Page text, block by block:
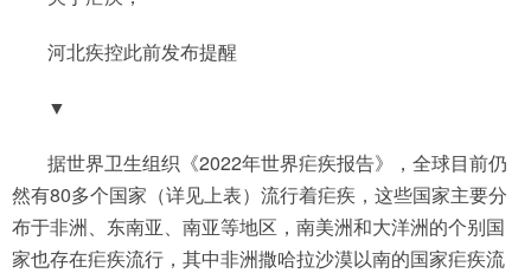
河北疾控此前发布提醒
▼
据世界卫生组织《2022年世界疟疾报告》，全球目前仍
然有80多个国家（详见上表）流行着疟疾，这些国家主要分
布于非洲、东南亚、南亚等地区，南美洲和大洋洲的个别国
家也存在疟疾流行，其中非洲撒哈拉沙漠以南的国家疟疾流